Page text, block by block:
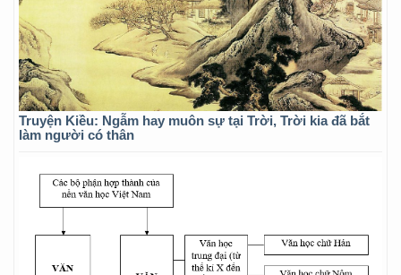
Truyện Kiều: Ngẫm hay muôn sự tại Trời, Trời kia đã bắt
làm người có thân